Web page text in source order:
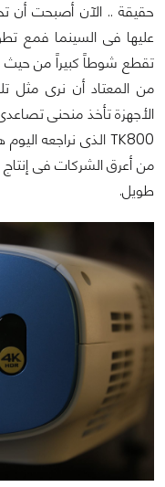
حقيقة .. الآن أصبحت أن
عليها فى السينما فمع
تقطع شوطاً كبيراً من حيث
من المعتاد أن نرى مثل
الأجهزة تأخذ منحنى تصاعدى
من أعرق الشركات فى
طويل.